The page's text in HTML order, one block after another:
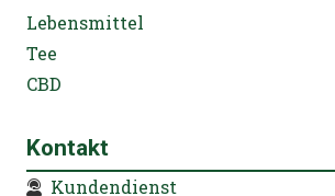
Lebensmittel
Tee
CBD
Kontakt
Kundendienst